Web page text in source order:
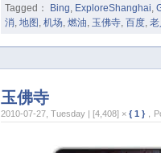
Tagged： Bing, ExploreShanghai,
消, 地图, 机场, 燃油, 玉佛寺, 百度,
玉佛寺
2010-07-27, Tuesday | [4,408] × { 1 } ，